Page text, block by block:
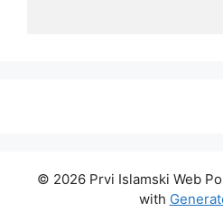
© 2026 Prvi Islamski Web
with